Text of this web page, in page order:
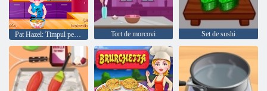
Pat Hazel: Timpul pentru cină Tort de morcovi Set de sushi